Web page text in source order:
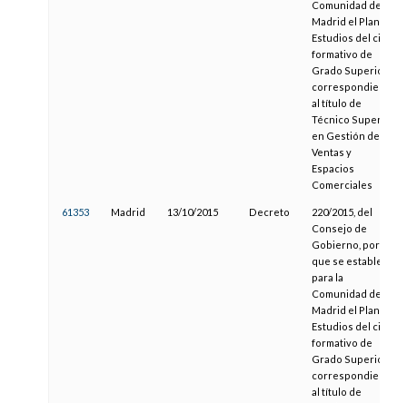
Comunidad de
Madrid el Plan de
Estudios del ciclo
formativo de
Grado Superior
correspondiente
al título de
Técnico Superior
en Gestión de
Ventas y
Espacios
Comerciales
61353 Madrid 13/10/2015 Decreto
220/2015, del
Consejo de
Gobierno, por el
que se establece
para la
Comunidad de
Madrid el Plan de
Estudios del ciclo
formativo de
Grado Superior
correspondiente
al título de